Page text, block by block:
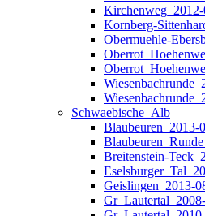
Kornberg-
Obermuehle-
Schwaebische_Alb
Blaubeuren_2013-
Breitenstein-
Geislingen_2013-